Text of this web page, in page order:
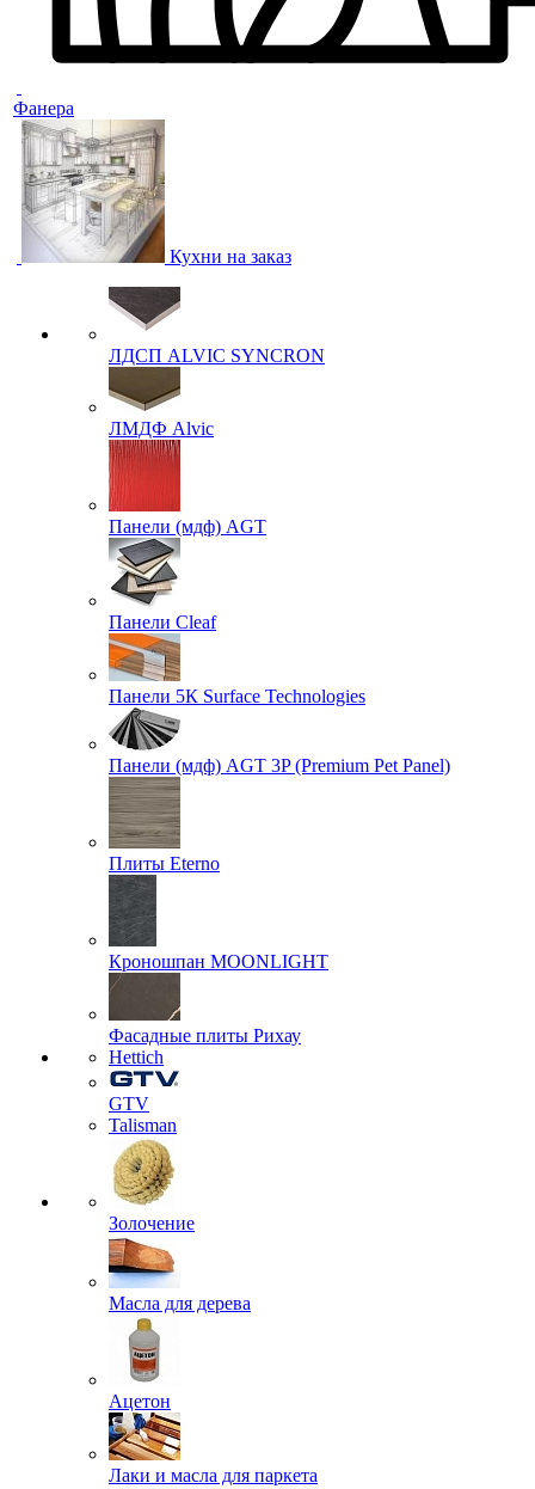
Фанера
Кухни на заказ
ЛДСП ALVIC SYNCRON
ЛМДФ Alvic
Панели (мдф) AGT
Панели Cleaf
Панели 5К Surface Technologies
Панели (мдф) AGT 3P (Premium Pet Panel)
Плиты Eterno
Кроношпан MOONLIGHT
Фасадные плиты Рихау
Hettich
GTV
Talisman
Золочение
Масла для дерева
Ацетон
Лаки и масла для паркета